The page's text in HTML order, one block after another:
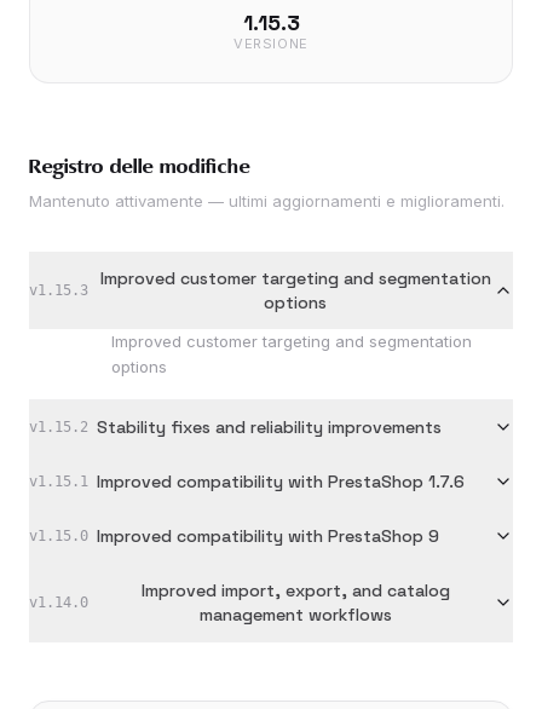
1.15.3
VERSIONE
Registro delle modifiche
Mantenuto attivamente — ultimi aggiornamenti e miglioramenti.
v1.15.3
Improved customer targeting and segmentation
options
Improved customer targeting and segmentation
options
v1.15.2 Stability fixes and reliability improvements
v1.15.1 Improved compatibility with PrestaShop 1.7.6
v1.15.0 Improved compatibility with PrestaShop 9
v1.14.0
Improved import, export, and catalog
management workflows